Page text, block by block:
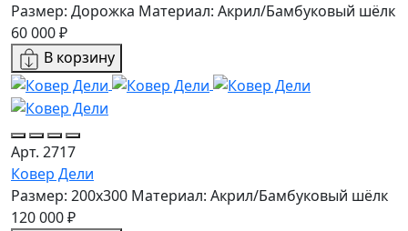
Размер: Дорожка Материал: Акрил/Бамбуковый шёлк
60 000 ₽
В корзину
Арт. 2717
Ковер Дели
Размер: 200x300 Материал: Акрил/Бамбуковый шёлк
120 000 ₽